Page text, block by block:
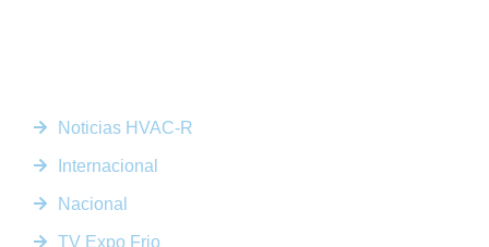
Noticias HVAC-R
Internacional
Nacional
TV Expo Frio